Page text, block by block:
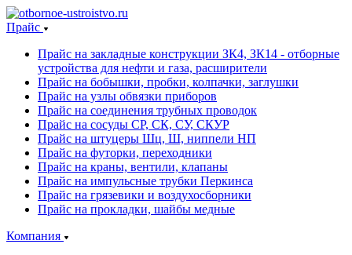
Прайс
Прайс на закладные конструкции ЗК4, ЗК14 - отборные
устройства для нефти и газа, расширители
Прайс на бобышки, пробки, колпачки, заглушки
Прайс на узлы обвязки приборов
Прайс на соединения трубных проводок
Прайс на сосуды СР, СК, СУ, СКУР
Прайс на штуцеры Шц, Ш, ниппели НП
Прайс на футорки, переходники
Прайс на краны, вентили, клапаны
Прайс на импульсные трубки Перкинса
Прайс на грязевики и воздухосборники
Прайс на прокладки, шайбы медные
Компания